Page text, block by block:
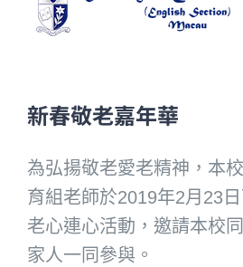
新春敬老嘉年華
為弘揚敬老愛老精神，本
育組老師於2019年2月23
老心連心活動，邀請本校
家人一同參與。